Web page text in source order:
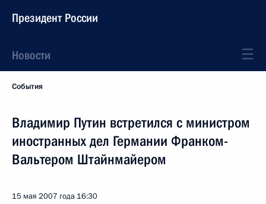
Президент России
Новости
События
Владимир Путин встретился с министром
иностранных дел Германии Франком-
Вальтером Штайнмайером
15 мая 2007 года 16:30